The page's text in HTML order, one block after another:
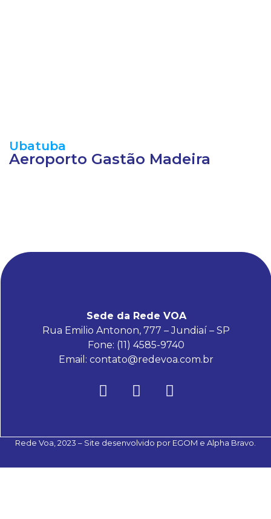
Ubatuba
Aeroporto Gastão Madeira
Sede da Rede VOA
Rua Emilio Antonon, 777 – Jundiaí – SP
Fone: (11) 4585-9740
Email: contato@redevoa.com.br
Rede Voa, 2023 – Site desenvolvido por EGOM e Alpha Bravo